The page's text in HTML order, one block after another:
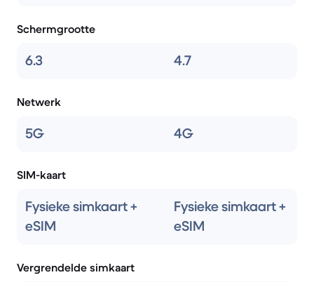
Schermgrootte
6.3 4.7
Netwerk
5G 4G
SIM-kaart
Fysieke simkaart +
eSIM
Fysieke simkaart +
eSIM
Vergrendelde simkaart